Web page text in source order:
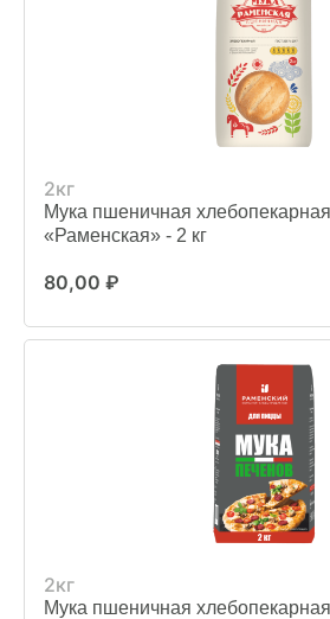
2кг
Мука пшеничная
«Раменская» - 2 кг
80,00 ₽
2кг
Мука пшеничная